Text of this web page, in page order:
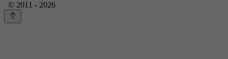
© 2011 - 2026